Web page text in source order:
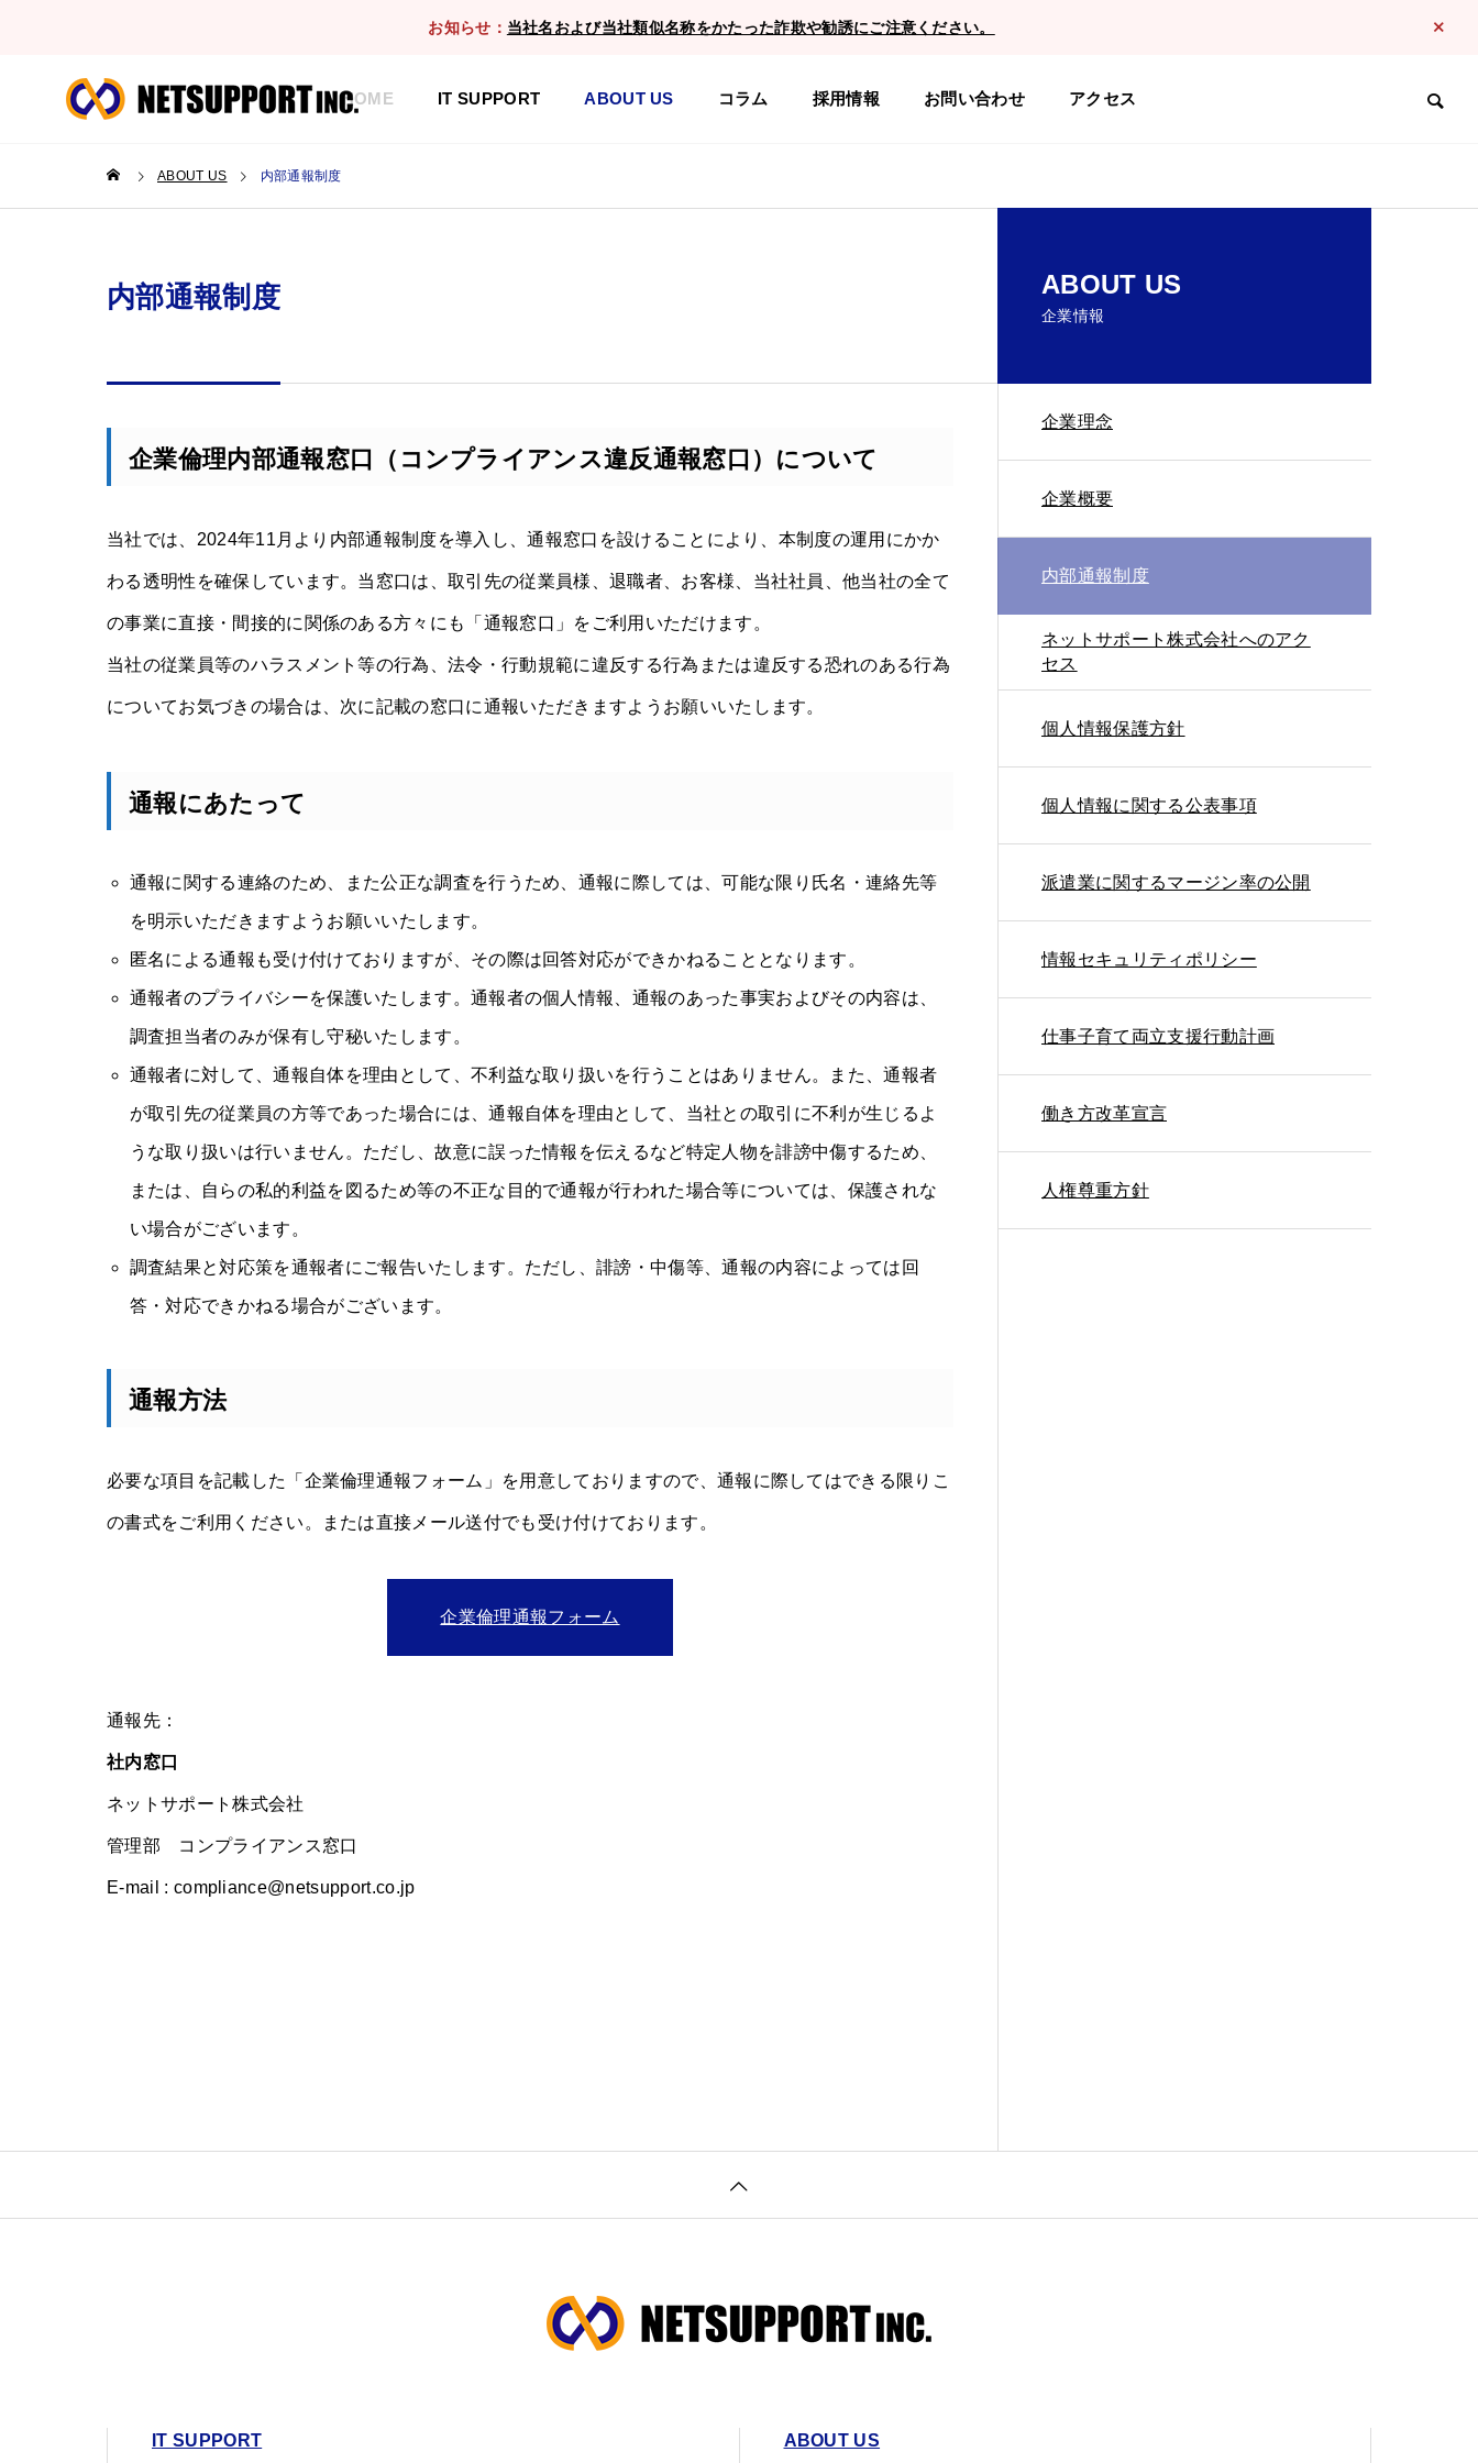
お知らせ： 当社名および当社類似名称をかたった詐欺や勧誘にご注意ください。
HOME IT SUPPORT ABOUT US コラム 採用情報 お問い合わせ アクセス
ABOUT US 内部通報制度
内部通報制度
企業倫理内部通報窓口（コンプライアンス違反通報窓口）について
当社では、2024年11月より内部通報制度を導入し、通報窓口を設けることにより、本制度の運用にかか
わる透明性を確保しています。当窓口は、取引先の従業員様、退職者、お客様、当社社員、他当社の全て
の事業に直接・間接的に関係のある方々にも「通報窓口」をご利用いただけます。
当社の従業員等のハラスメント等の行為、法令・行動規範に違反する行為または違反する恐れのある行為
についてお気づきの場合は、次に記載の窓口に通報いただきますようお願いいたします。
通報にあたって
通報に関する連絡のため、また公正な調査を行うため、通報に際しては、可能な限り氏名・連絡先等
を明示いただきますようお願いいたします。
匿名による通報も受け付けておりますが、その際は回答対応ができかねることとなります。
通報者のプライバシーを保護いたします。通報者の個人情報、通報のあった事実およびその内容は、
調査担当者のみが保有し守秘いたします。
通報者に対して、通報自体を理由として、不利益な取り扱いを行うことはありません。また、通報者
が取引先の従業員の方等であった場合には、通報自体を理由として、当社との取引に不利が生じるよ
うな取り扱いは行いません。ただし、故意に誤った情報を伝えるなど特定人物を誹謗中傷するため、
または、自らの私的利益を図るため等の不正な目的で通報が行われた場合等については、保護されな
い場合がございます。
調査結果と対応策を通報者にご報告いたします。ただし、誹謗・中傷等、通報の内容によっては回
答・対応できかねる場合がございます。
通報方法
必要な項目を記載した「企業倫理通報フォーム」を用意しておりますので、通報に際してはできる限りこ
の書式をご利用ください。または直接メール送付でも受け付けております。
企業倫理通報フォーム
通報先：
社内窓口
ネットサポート株式会社
管理部 コンプライアンス窓口
E-mail : compliance@netsupport.co.jp
ABOUT US
企業情報
企業理念
企業概要
内部通報制度
ネットサポート株式会社へのアク
セス
個人情報保護方針
個人情報に関する公表事項
派遣業に関するマージン率の公開
情報セキュリティポリシー
仕事子育て両立支援行動計画
働き方改革宣言
人権尊重方針
IT SUPPORT ABOUT US